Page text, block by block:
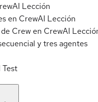
Lección
en CrewAI Lección
Crew en CrewAI
y tres agentes
Test